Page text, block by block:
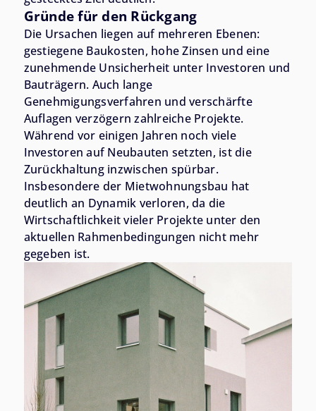
Gründe für den Rückgang
Die Ursachen liegen auf mehreren Ebenen:
gestiegene Baukosten, hohe Zinsen und eine
zunehmende Unsicherheit unter Investoren und
Bauträgern. Auch lange
Genehmigungsverfahren und verschärfte
Auflagen verzögern zahlreiche Projekte.
Während vor einigen Jahren noch viele
Investoren auf Neubauten setzten, ist die
Zurückhaltung inzwischen spürbar.
Insbesondere der Mietwohnungsbau hat
deutlich an Dynamik verloren, da die
Wirtschaftlichkeit vieler Projekte unter den
aktuellen Rahmenbedingungen nicht mehr
gegeben ist.